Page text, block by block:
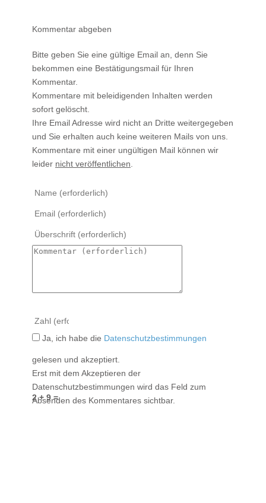
Kommentar abgeben
Bitte geben Sie eine gültige Email an, denn Sie
bekommen eine Bestätigungsmail für Ihren
Kommentar.
Kommentare mit beleidigenden Inhalten werden
sofort gelöscht.
Ihre Email Adresse wird nicht an Dritte weitergegeben
und Sie erhalten auch keine weiteren Mails von uns.
Kommentare mit einer ungültigen Mail können wir
leider nicht veröffentlichen
2 + 9 =
Ja, ich habe die Datenschutzbestimmungen
gelesen und akzeptiert.
Erst mit dem Akzeptieren der
Datenschutzbestimmungen wird das Feld zum
Absenden des Kommentares sichtbar.